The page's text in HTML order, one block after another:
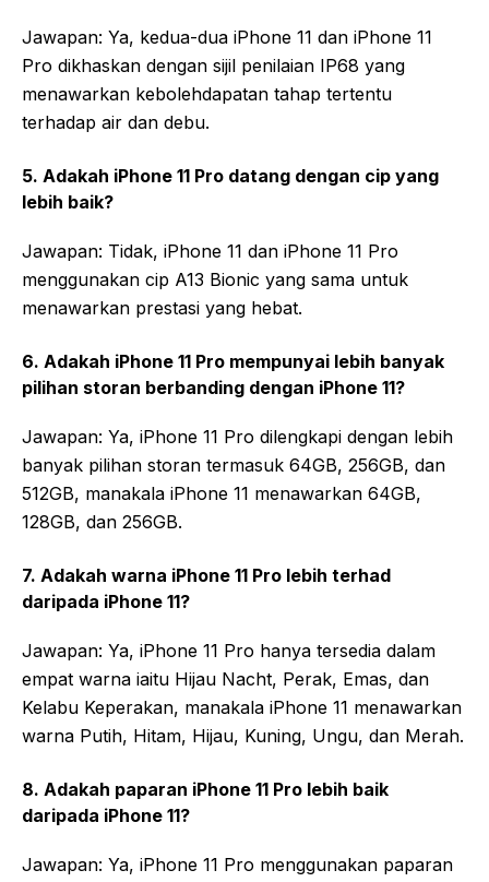
Jawapan: Ya, kedua-dua iPhone 11 dan iPhone 11
Pro dikhaskan dengan sijil penilaian IP68 yang
menawarkan kebolehdapatan tahap tertentu
terhadap air dan debu.
5. Adakah iPhone 11 Pro datang dengan cip yang
lebih baik?
Jawapan: Tidak, iPhone 11 dan iPhone 11 Pro
menggunakan cip A13 Bionic yang sama untuk
menawarkan prestasi yang hebat.
6. Adakah iPhone 11 Pro mempunyai lebih banyak
pilihan storan berbanding dengan iPhone 11?
Jawapan: Ya, iPhone 11 Pro dilengkapi dengan lebih
banyak pilihan storan termasuk 64GB, 256GB, dan
512GB, manakala iPhone 11 menawarkan 64GB,
128GB, dan 256GB.
7. Adakah warna iPhone 11 Pro lebih terhad
daripada iPhone 11?
Jawapan: Ya, iPhone 11 Pro hanya tersedia dalam
empat warna iaitu Hijau Nacht, Perak, Emas, dan
Kelabu Keperakan, manakala iPhone 11 menawarkan
warna Putih, Hitam, Hijau, Kuning, Ungu, dan Merah.
8. Adakah paparan iPhone 11 Pro lebih baik
daripada iPhone 11?
Jawapan: Ya, iPhone 11 Pro menggunakan paparan